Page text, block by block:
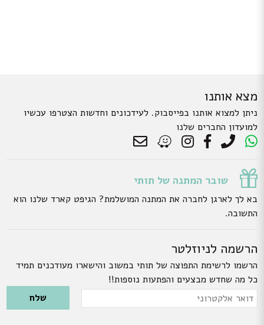
מצא אותנו
ניתן למצוא אותנו בפייסבוק. לעידכונים וחדשות הצטרפו עכשיו
למועדון החברים שלנו
שובר המתנה של תותי
בא לך לארגן לחברה את המתנה המושלמת? הגיפט קארד שלנו הוא
התשובה.
הרשמה לניוזלטר
הרשמו לרשימת התפוצה של תותי במשוב והישארו מעודכנים תמיד
כל מה שחדש מבצעים והפתעות נוספות!!
Please leave this field empty.
דואר